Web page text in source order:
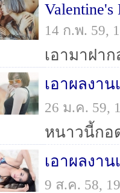
Valentine's
14 ก.พ. 59,
เอามาฝา
เอาผลงา
26 ม.ค. 59,
เอาผลงา
9 ส.ค. 58,